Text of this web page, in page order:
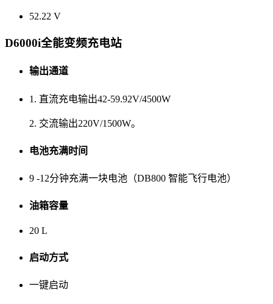
52.22 V
D6000i全能变频充电站
输出通道
1. 直流充电输出42-59.92V/4500W
2. 交流输出220V/1500W。
电池充满时间
9 -12分钟充满一块电池（DB800 智能飞行电池）
油箱容量
20 L
启动方式
一键启动